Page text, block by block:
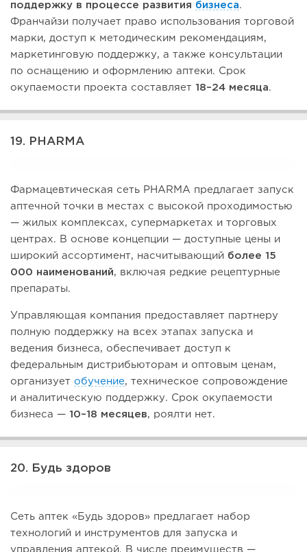
поддержку в процессе развития бизнеса.
Франчайзи получает право использования торговой
марки, доступ к методическим рекомендациям,
маркетинговую поддержку, а также консультации
по оснащению и оформлению аптеки. Срок
окупаемости проекта составляет 18–24 месяца.
19. PHARMA
Фармацевтическая сеть PHARMA предлагает запуск
аптечной точки в местах с высокой проходимостью
— жилых комплексах, супермаркетах и торговых
центрах. В основе концепции — доступные цены и
широкий ассортимент, насчитывающий более 15
000 наименований, включая редкие рецептурные
препараты.
Управляющая компания предоставляет партнеру
полную поддержку на всех этапах запуска и
ведения бизнеса, обеспечивает доступ к
федеральным дистрибьюторам и оптовым ценам,
организует обучение, техническое сопровождение
и аналитическую поддержку. Срок окупаемости
бизнеса — 10–18 месяцев, роялти нет.
20. Будь здоров
Сеть аптек «Будь здоров» предлагает набор
технологий и инструментов для запуска и
управления аптекой. В числе преимуществ —